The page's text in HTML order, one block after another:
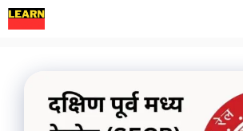
Skip
to